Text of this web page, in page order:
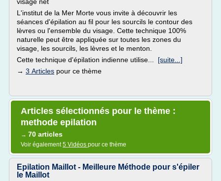
L'institut de la Mer Morte vous invite à découvrir les
séances d'épilation au fil pour les sourcils le contour des
lèvres ou l'ensemble du visage. Cette technique 100%
naturelle peut être appliquée sur toutes les zones du
visage, les sourcils, les lèvres et le menton.
Cette technique d'épilation indienne utilise... [suite...]
→ 3 Articles pour ce thème
Articles sélectionnés pour le thème :
methode epilation
→ 70 articles
Voir également5 Vidéos pour ce thème
Epilation Maillot - Meilleure Méthode pour s'épiler
le Maillot